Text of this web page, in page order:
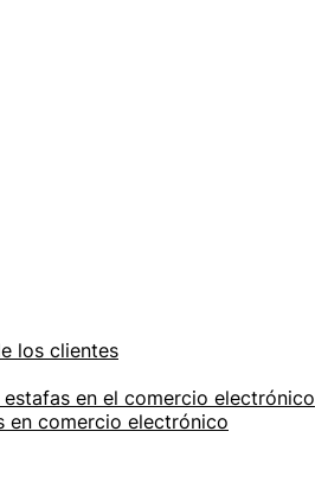
los clientes
en el comercio electrónico
en comercio electrónico